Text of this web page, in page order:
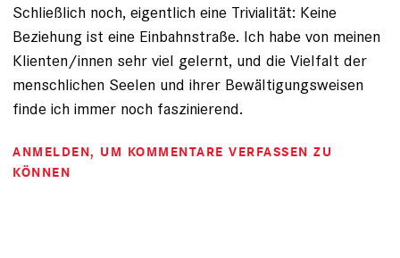
Schließlich noch, eigentlich eine Trivialität: Keine
Beziehung ist eine Einbahnstraße. Ich habe von meinen
Klienten/innen sehr viel gelernt, und die Vielfalt der
menschlichen Seelen und ihrer Bewältigungsweisen
finde ich immer noch faszinierend.
ANMELDEN, UM KOMMENTARE VERFASSEN ZU
KÖNNEN